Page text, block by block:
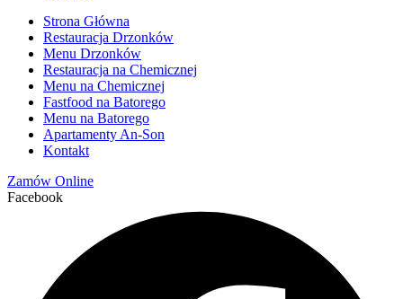
Strona Główna
Restauracja Drzonków
Menu Drzonków
Restauracja na Chemicznej
Menu na Chemicznej
Fastfood na Batorego
Menu na Batorego
Apartamenty An-Son
Kontakt
Zamów Online
Facebook